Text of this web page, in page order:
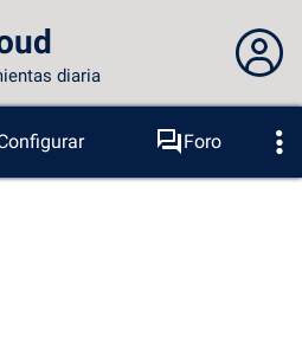
diaria
No estás conectado...
Acceder al sitio
Foro
BSOD Herramientas